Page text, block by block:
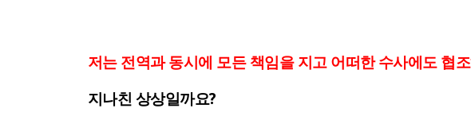
저는 전역과 동시에 모든 책임을 지고 어떠한 수사에도 협
지나친 상상일까요?